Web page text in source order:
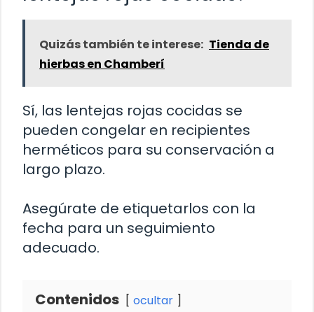
Quizás también te interese: Tienda de
hierbas en Chamberí
Sí, las lentejas rojas cocidas se
pueden congelar en recipientes
herméticos para su conservación a
largo plazo.
Asegúrate de etiquetarlos con la
fecha para un seguimiento
adecuado.
Contenidos ocultar